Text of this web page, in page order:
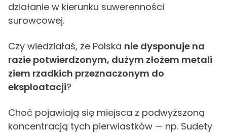
działanie w kierunku suwerenności
surowcowej.
Czy wiedziałaś, że Polska nie dysponuje na
razie potwierdzonym, dużym złożem metali
ziem rzadkich przeznaczonym do
eksploatacji?
Choć pojawiają się miejsca z podwyższoną
koncentracją tych pierwiastków — np. Sudety